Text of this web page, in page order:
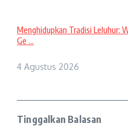
Menghidupkan Tradisi Leluhur:
Ge ...
4 Agustus 2026
Tinggalkan Balasan